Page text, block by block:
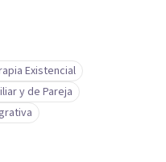
Existencial
y de Pareja